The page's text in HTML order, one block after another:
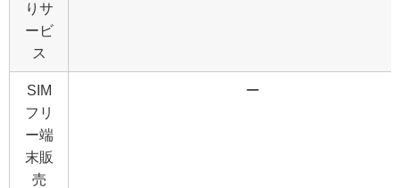
りサ
ービ
ス
SIM
フリ
ー端
末販
売
ー